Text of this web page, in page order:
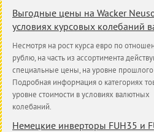
Выгодные цены на Wacker
условиях курсовых колебаний
Несмотря на рост курса евро по
рублю, на часть из ассортимента
специальные цены, на уровне прошлого
Подробная информация о категориях
уровне стоимости в условиях валютных
колебаний.
Немецкие инверторы FUH35 и